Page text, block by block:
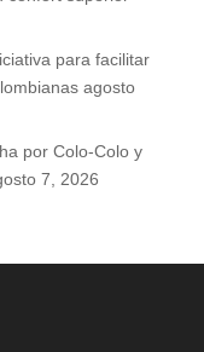
para facilitar
agosto
por Colo-Colo y
7, 2026